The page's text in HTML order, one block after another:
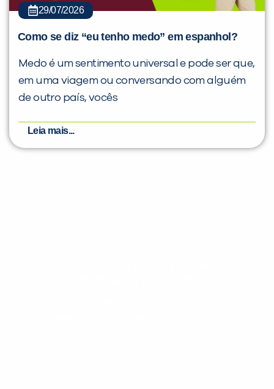
29/07/2026
Como se diz “eu tenho medo” em espanhol?
Medo é um sentimento universal e pode ser que,
em uma viagem ou conversando com alguém
de outro país, vocês
Leia mais...